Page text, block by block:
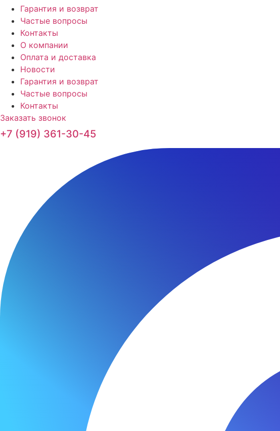
Гарантия и возврат
Частые вопросы
Контакты
О компании
Оплата и доставка
Новости
Гарантия и возврат
Частые вопросы
Контакты
Заказать звонок
+7 (919) 361-30-45